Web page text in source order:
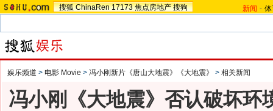
搜狐 ChinaRen 17173 焦点房地产 搜狗 新闻 -
娱乐频道 > 电影 Movie > 冯小刚新片《唐山大地震》《大地震》 > 相关新闻
冯小刚《大地震》否认破坏环